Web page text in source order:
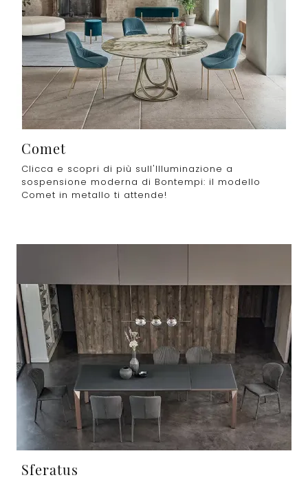
Comet
Clicca e scopri di più sull'Illuminazione a
sospensione moderna di Bontempi: il modello
Comet in metallo ti attende!
Sferatus